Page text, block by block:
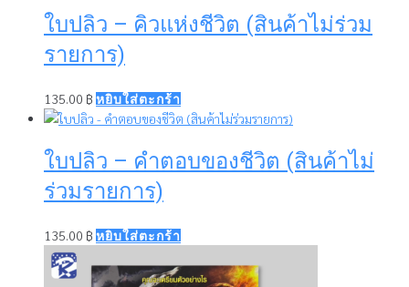
ใบปลิว – คิวแห่งชีวิต (สินค้าไม่ร่วม
รายการ)
135.00 ฿ หยิบใส่ตะกร้า
ใบปลิว – คำตอบของชีวิต (สินค้าไม่
ร่วมรายการ)
135.00 ฿ หยิบใส่ตะกร้า